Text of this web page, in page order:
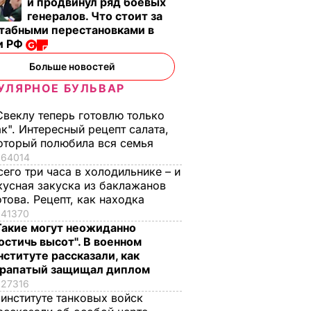
генералов. Что стоит за
перестановками в
РФ
Больше новостей
БУЛЬВАР
теперь готовлю только
Интересный рецепт салата,
полюбила вся семья
64014
три часа в холодильнике – и
закуска из баклажанов
Рецепт, как находка
41370
могут неожиданно
высот". В военном
рассказали, как
защищал диплом
27316
танковых войск